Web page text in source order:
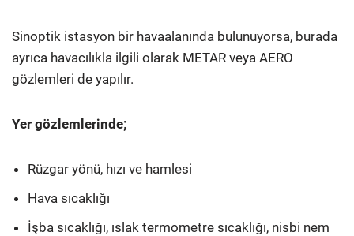
Sinoptik istasyon bir havaalanında bulunuyorsa, burada
ayrıca havacılıkla ilgili olarak METAR veya AERO
gözlemleri de yapılır.
Yer gözlemlerinde;
Rüzgar yönü, hızı ve hamlesi
Hava sıcaklığı
İşba sıcaklığı, ıslak termometre sıcaklığı, nisbi nem